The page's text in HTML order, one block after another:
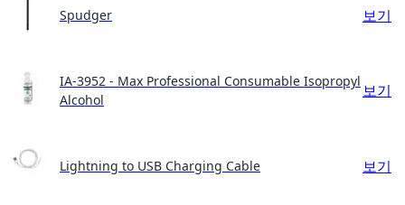
Spudger 보기
IA-3952 - Max Professional Consumable Isopropyl
Alcohol
보기
Lightning to USB Charging Cable 보기